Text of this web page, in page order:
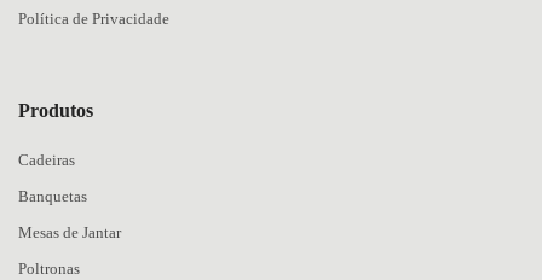
Política de Privacidade
Produtos
Cadeiras
Banquetas
Mesas de Jantar
Poltronas